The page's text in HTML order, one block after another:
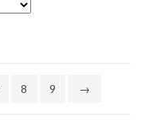
8 9 →